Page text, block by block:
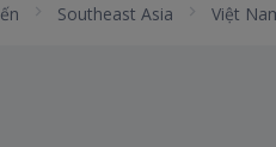
Southeast Asia Việt